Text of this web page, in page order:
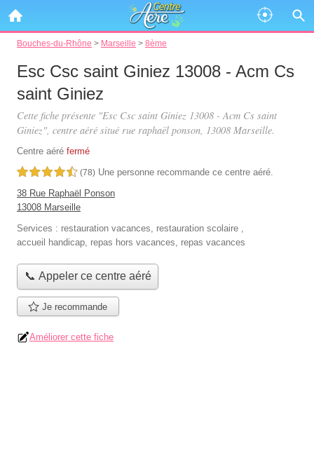
Bouches-du-Rhône > Marseille > 8ème
Esc Csc saint Giniez 13008 - Acm Cs
saint Giniez
Cette fiche présente "Esc Csc saint Giniez 13008 - Acm Cs saint
Giniez", centre aéré situé rue raphaël ponson, 13008 Marseille.
Centre aéré fermé
4,5 étoiles sur 5 (78) Une personne recommande ce centre aéré.
38 Rue Raphaël Ponson
13008 Marseille
Services : restauration vacances, restauration scolaire ,
accueil handicap, repas hors vacances, repas vacances
📞 Appeler ce centre aéré
Je recommande
Améliorer cette fiche